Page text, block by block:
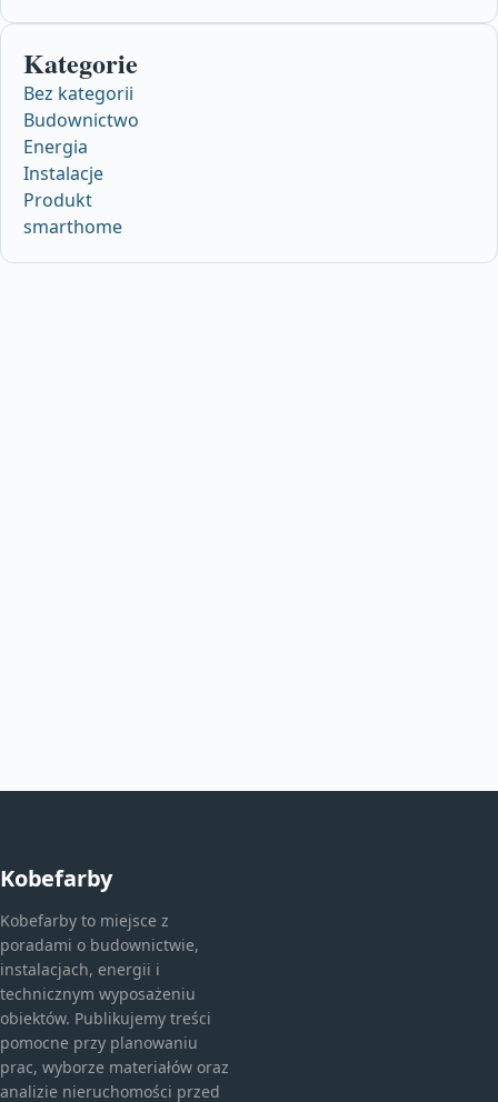
Kategorie
Bez kategorii
Budownictwo
Energia
Instalacje
Produkt
smarthome
Kobefarby
Kobefarby to miejsce z
poradami o budownictwie,
instalacjach, energii i
technicznym wyposażeniu
obiektów. Publikujemy treści
pomocne przy planowaniu
prac, wyborze materiałów oraz
analizie nieruchomości przed